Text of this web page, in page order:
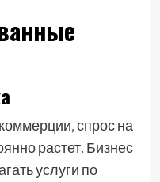
спрос на
растет. Бизнес
услуги по